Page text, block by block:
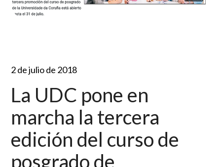
2 de julio de 2018
La UDC pone en
marcha la tercera
edición del curso de
posgrado de